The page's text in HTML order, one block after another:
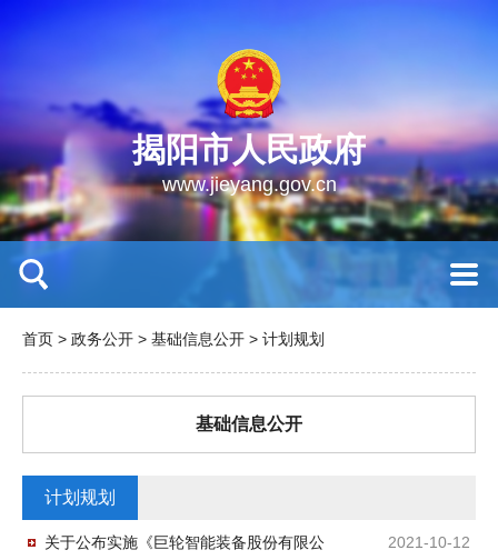
揭阳市人民政府
www.jieyang.gov.cn
首页 > 政务公开 > 基础信息公开 > 计划规划
基础信息公开
计划规划
2021-10-12
关于公布实施《巨轮智能装备股份有限公